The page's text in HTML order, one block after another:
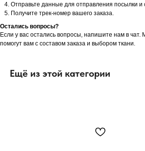
Отправьте данные для отправления посылки и
Получите трек-номер вашего заказа.
Остались вопросы?
Если у вас остались вопросы, напишите нам в
помогут вам с составом заказа и выбором ткани.
Ещё из этой категории